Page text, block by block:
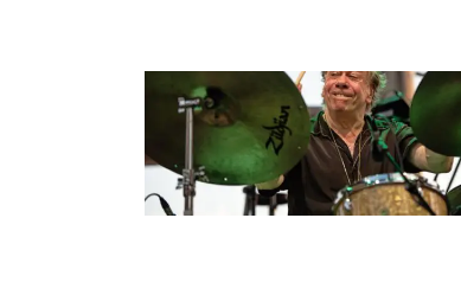
JAZZ SUMMER 2019